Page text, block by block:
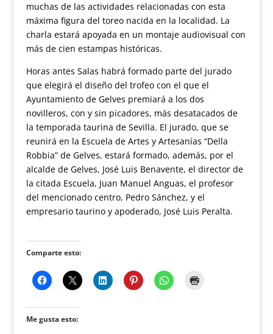
muchas de las actividades relacionadas con esta
máxima figura del toreo nacida en la localidad. La
charla estará apoyada en un montaje audiovisual con
más de cien estampas históricas.
Horas antes Salas habrá formado parte del jurado
que elegirá el diseño del trofeo con el que el
Ayuntamiento de Gelves premiará a los dos
novilleros, con y sin picadores, más desatacados de
la temporada taurina de Sevilla. El jurado, que se
reunirá en la Escuela de Artes y Artesanías “Della
Robbia” de Gelves, estará formado, además, por el
alcalde de Gelves, José Luis Benavente, el director de
la citada Escuela, Juan Manuel Anguas, el profesor
del mencionado centro, Pedro Sánchez, y el
empresario taurino y apoderado, José Luis Peralta.
Comparte esto:
Me gusta esto: